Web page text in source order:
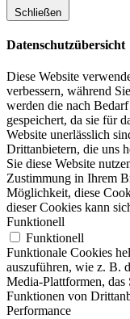
Schließen
Datenschutzübersicht
Diese Website
verbessern, während
werden die nach
gespeichert, da sie für
Website unerlässlich
Drittanbietern, die uns
Sie diese Website
Zustimmung in Ihrem
Möglichkeit, diese
dieser Cookies kann
Funktionell
Funktionell
Funktionale Cookies
auszuführen, wie z. B.
Media-Plattformen, das
Funktionen von
Performance